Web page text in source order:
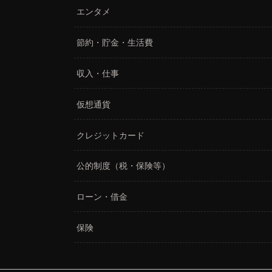
エンタメ
節約・貯金・生活費
収入・仕事
仮想通貨
クレジットカード
公的制度（税・保険等）
ローン・借金
保険